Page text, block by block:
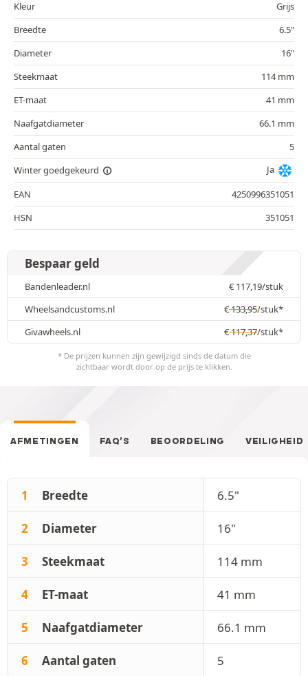
Kleur
Grijs
Breedte
6.5"
Diameter
16"
Steekmaat
114 mm
ET-maat
41 mm
Naafgatdiameter
66.1 mm
Aantal gaten
5
Winter goedgekeurd
Ja
EAN
4250996351051
HSN
351051
Bespaar geld
Bandenleader.nl € 117,19/stuk
Wheelsandcustoms.nl
€133,95/stuk*
Givawheels.nl
€117,37/stuk*
* De prijzen kunnen zijn gewijzigd sinds de datum die
zichtbaar wordt door op de prijs te klikken.
AFMETINGEN FAQ’S BEOORDELING VEILIGHEID
1 Breedte 6.5"
2 Diameter 16"
3 Steekmaat 114 mm
4 ET-maat 41 mm
5 Naafgatdiameter 66.1 mm
6 Aantal gaten 5